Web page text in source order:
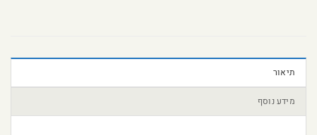
תיאור
מידע נוסף